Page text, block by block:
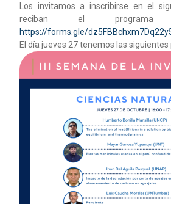
Los invitamos a inscribirse en el
reciban el programa
https://forms.gle/
El día jueves 27 tenemos las